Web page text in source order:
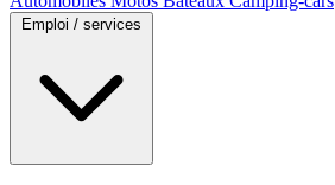
Emploi / services